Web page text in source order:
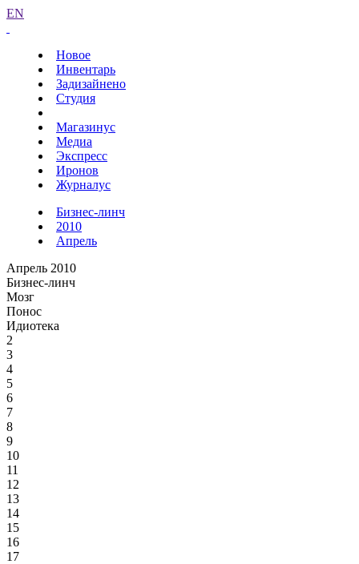
EN
Новое
Инвентарь
Задизайнено
Студия
Магазинус
Медиа
Экспресс
Иронов
Журналус
Бизнес-линч
2010
Апрель
Апрель 2010
Бизнес-линч
Мозг
Понос
Идиотека
2
3
4
5
6
7
8
9
10
11
12
13
14
15
16
17